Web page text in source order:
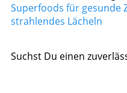
Superfoods für gesunde
strahlendes Lächeln
Suchst Du einen